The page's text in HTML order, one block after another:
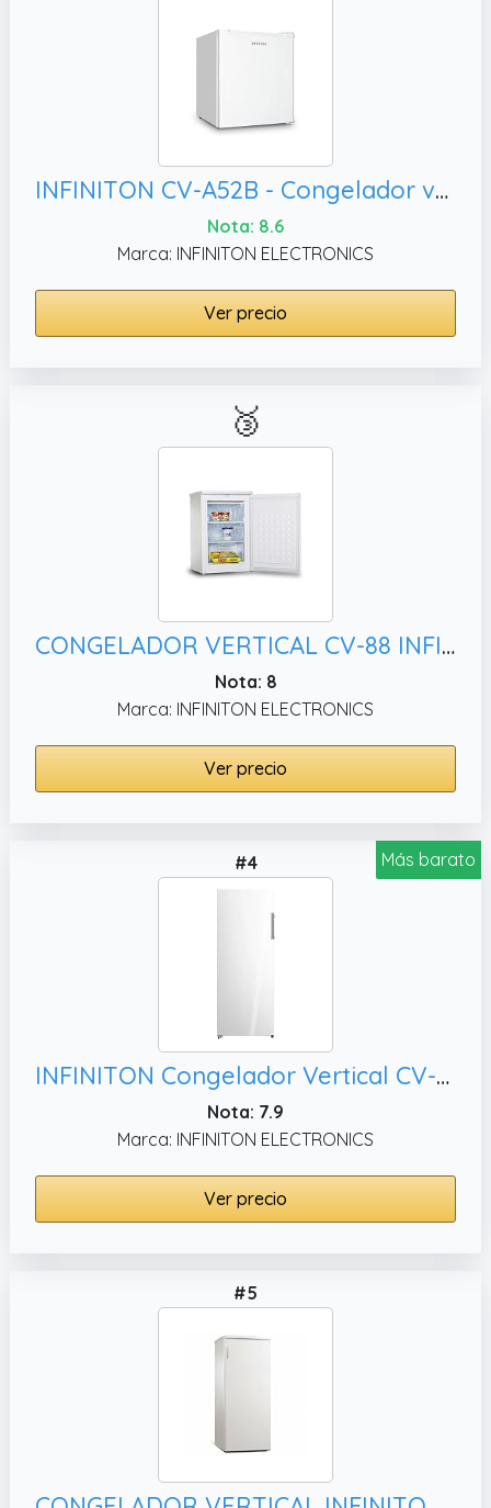
INFINITON CV-A52B - Congelador vertical mini, Clase A+/E
Nota: 8.6
Marca: INFINITON ELECTRONICS
Ver precio
🥉
CONGELADOR VERTICAL CV-88 INFINITON (A+/E, Independiente)
Nota: 8
Marca: INFINITON ELECTRONICS
Ver precio
Más barato
#4
INFINITON Congelador Vertical CV-A174B, Blanco
Nota: 7.9
Marca: INFINITON ELECTRONICS
Ver precio
#5